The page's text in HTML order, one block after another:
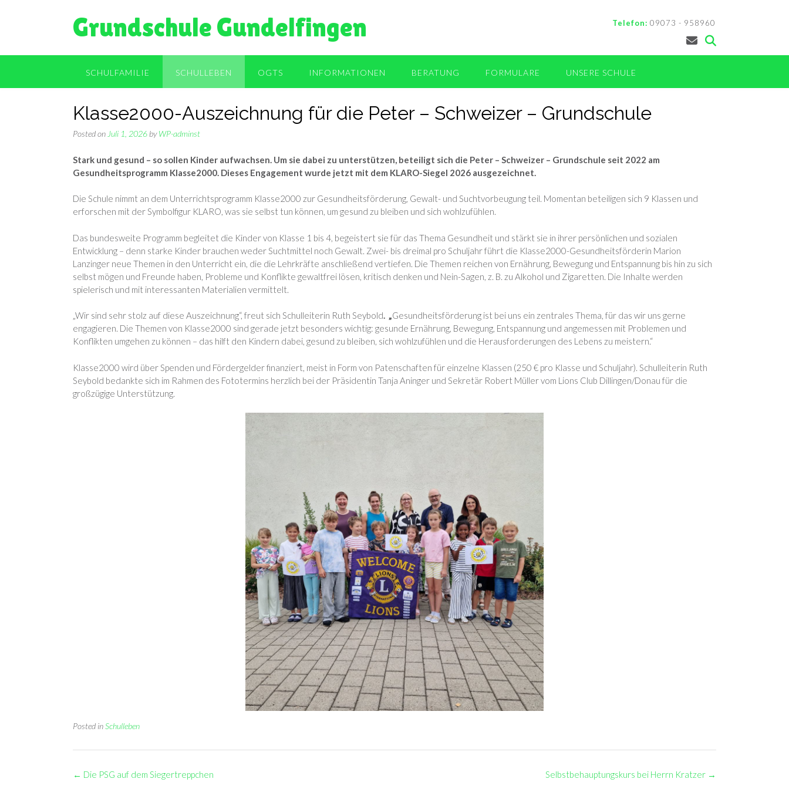
Grundschule Gundelfingen Telefon: 09073 - 958960
SCHULFAMILIE SCHULLEBEN OGTS INFORMATIONEN BERATUNG FORMULARE UNSERE SCHULE
Klasse2000-Auszeichnung für die Peter – Schweizer – Grundschule
Posted on Juli 1, 2026 byWP-adminst
Stark und gesund – so sollen Kinder aufwachsen. Um sie dabei zu unterstützen, beteiligt sich die Peter – Schweizer – Grundschule seit 2022 am
Gesundheitsprogramm Klasse2000. Dieses Engagement wurde jetzt mit dem KLARO-Siegel 2026 ausgezeichnet.
Die Schule nimmt an dem Unterrichtsprogramm Klasse2000 zur Gesundheitsförderung, Gewalt- und Suchtvorbeugung teil. Momentan beteiligen sich 9 Klassen und
erforschen mit der Symbolfigur KLARO, was sie selbst tun können, um gesund zu bleiben und sich wohlzufühlen.
Das bundesweite Programm begleitet die Kinder von Klasse 1 bis 4, begeistert sie für das Thema Gesundheit und stärkt sie in ihrer persönlichen und sozialen
Entwicklung – denn starke Kinder brauchen weder Suchtmittel noch Gewalt. Zwei- bis dreimal pro Schuljahr führt die Klasse2000-Gesundheitsförderin Marion
Lanzinger neue Themen in den Unterricht ein, die die Lehrkräfte anschließend vertiefen. Die Themen reichen von Ernährung, Bewegung und Entspannung bis hin zu sich
selbst mögen und Freunde haben, Probleme und Konflikte gewaltfrei lösen, kritisch denken und Nein-Sagen, z. B. zu Alkohol und Zigaretten. Die Inhalte werden
spielerisch und mit interessanten Materialien vermittelt.
„Wir sind sehr stolz auf diese Auszeichnung“, freut sich Schulleiterin Ruth Seybold. „Gesundheitsförderung ist bei uns ein zentrales Thema, für das wir uns gerne
engagieren. Die Themen von Klasse2000 sind gerade jetzt besonders wichtig: gesunde Ernährung, Bewegung, Entspannung und angemessen mit Problemen und
Konflikten umgehen zu können – das hilft den Kindern dabei, gesund zu bleiben, sich wohlzufühlen und die Herausforderungen des Lebens zu meistern.“
Klasse2000 wird über Spenden und Fördergelder finanziert, meist in Form von Patenschaften für einzelne Klassen (250 € pro Klasse und Schuljahr). Schulleiterin Ruth
Seybold bedankte sich im Rahmen des Fototermins herzlich bei der Präsidentin Tanja Aninger und Sekretär Robert Müller vom Lions Club Dillingen/Donau für die
großzügige Unterstützung.
Posted inSchulleben
Post
Selbstbehauptungskurs bei Herrn Kratzer →
← Die PSG auf dem Siegertreppchen